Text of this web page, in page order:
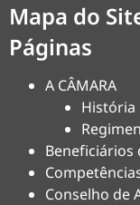
Mapa do
Páginas
A CÂMARA
História
Beneficiários
Conselho de